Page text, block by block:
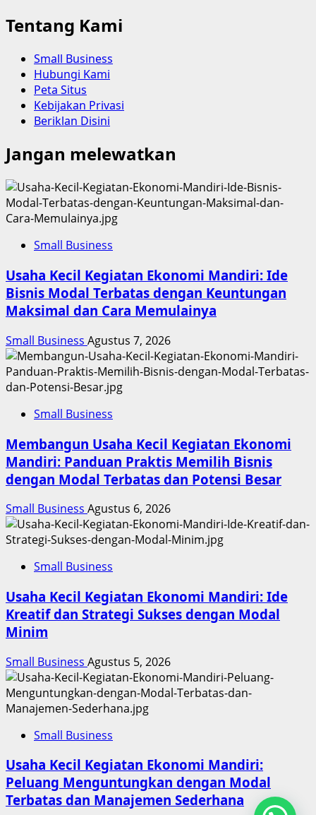
Tentang Kami
Small Business
Hubungi Kami
Peta Situs
Kebijakan Privasi
Beriklan Disini
Jangan melewatkan
Small Business
Usaha Kecil Kegiatan Ekonomi Mandiri: Ide
Bisnis Modal Terbatas dengan Keuntungan
Maksimal dan Cara Memulainya
Small Business Agustus 7, 2026
Small Business
Membangun Usaha Kecil Kegiatan Ekonomi
Mandiri: Panduan Praktis Memilih Bisnis
dengan Modal Terbatas dan Potensi Besar
Small Business Agustus 6, 2026
Small Business
Usaha Kecil Kegiatan Ekonomi Mandiri: Ide
Kreatif dan Strategi Sukses dengan Modal
Minim
Small Business Agustus 5, 2026
Small Business
Usaha Kecil Kegiatan Ekonomi Mandiri:
Peluang Menguntungkan dengan Modal
Terbatas dan Manajemen Sederhana